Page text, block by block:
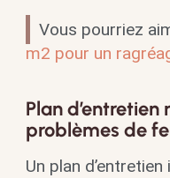
Vous pourriez
m2 pour un
Plan
problèmes de
Un plan